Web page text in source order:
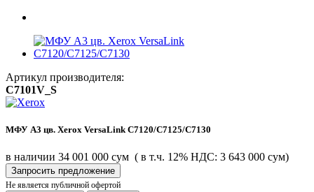
Артикул производителя:
C7101V_S
МФУ A3 цв. Xerox VersaLink C7120/C7125/C7130
в наличии 34 001 000 сум ( в т.ч. 12% НДС: 3 643 000 сум)
Запросить предложение
Не является публичной офертой